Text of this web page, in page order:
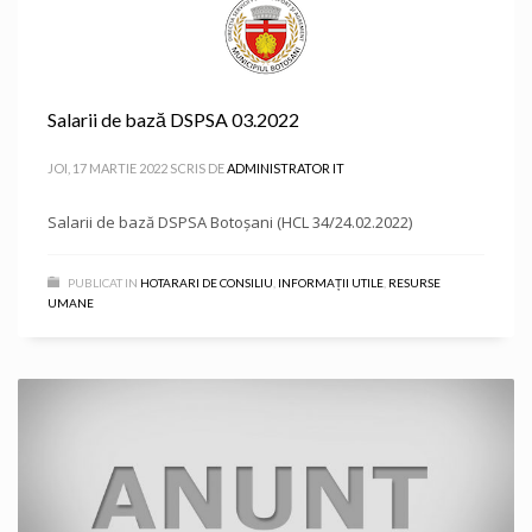
Salarii de bază DSPSA 03.2022
JOI, 17 MARTIE 2022 SCRIS DEADMINISTRATOR IT
Salarii de bază DSPSA Botoșani (HCL 34/24.02.2022)
PUBLICAT IN HOTARARI DE CONSILIU INFORMAȚII UTILE RESURSE
UMANE